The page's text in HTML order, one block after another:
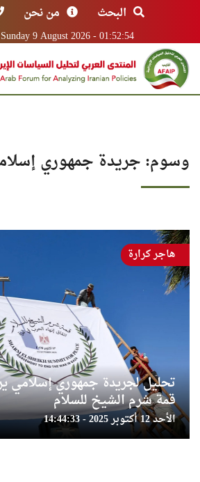
البحث من نحن
9 August 2026 - 01:52:54
وسوم: جريدة جمهوري
تحليل لجريدة جمهوري إسلامي
قمة شرم الشيخ للسلام
الأحد 12 أكتوبر 2025 - 14:44:33
هاجر كرارة